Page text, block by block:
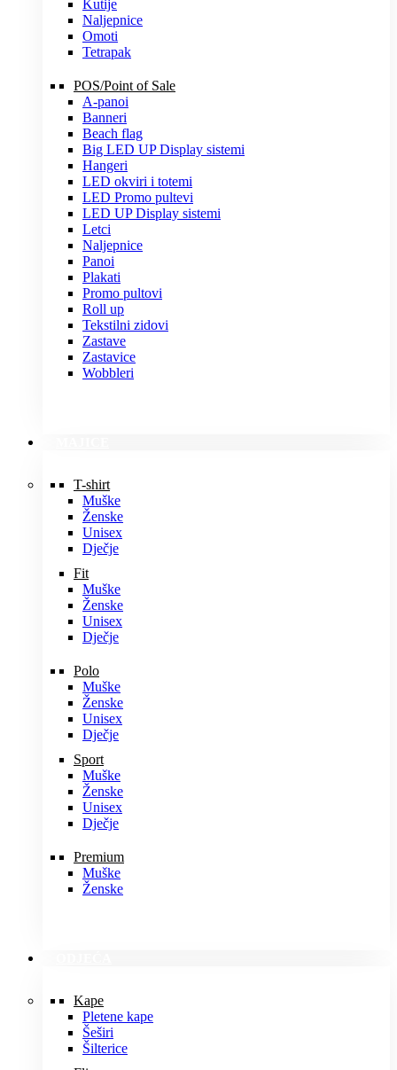
Kutije
Naljepnice
Omoti
Tetrapak
POS/Point of Sale
A-panoi
Banneri
Beach flag
Big LED UP Display sistemi
Hangeri
LED okviri i totemi
LED Promo pultevi
LED UP Display sistemi
Letci
Naljepnice
Panoi
Plakati
Promo pultovi
Roll up
Tekstilni zidovi
Zastave
Zastavice
Wobbleri
T-shirt
Muške
Ženske
Unisex
Dječje
Fit
Muške
Ženske
Unisex
Dječje
Polo
Muške
Ženske
Unisex
Dječje
Sport
Muške
Ženske
Unisex
Dječje
Premium
Muške
Ženske
Kape
Pletene kape
Šeširi
Šilterice